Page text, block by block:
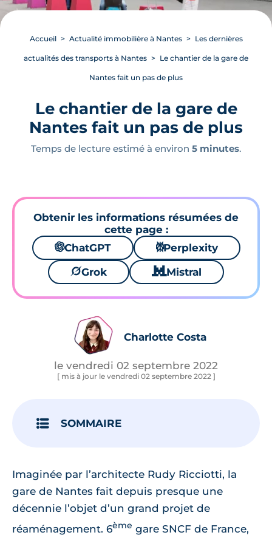
Accueil Actualité immobilière à Nantes Les dernières
actualités des transports à Nantes Le chantier de la gare de
Nantes fait un pas de plus
Le chantier de la gare de
Nantes fait un pas de plus
Temps de lecture estimé à environ 5 minutes.
Obtenir les informations résumées de
cette page :
🌌ChatGPT ⚙Perplexity
🪐Grok 🐱 Mistral
Charlotte Costa
le vendredi 02 septembre 2022
[ mis à jour le vendredi 02 septembre 2022 ]
SOMMAIRE
Imaginée par l’architecte Rudy Ricciotti, la
gare de Nantes fait depuis presque une
décennie l’objet d’un grand projet de
réaménagement. 6ème gare SNCF de France,